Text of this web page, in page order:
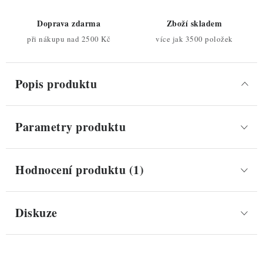
Doprava zdarma
při nákupu nad 2500 Kč
Zboží skladem
více jak 3500 položek
Popis produktu
Parametry produktu
Hodnocení produktu (1)
Diskuze